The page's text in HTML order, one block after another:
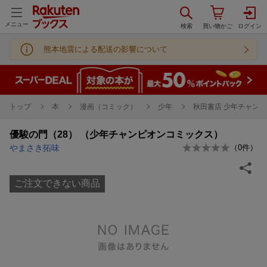
メニュー
熊本地震による配送の影響について
トップ 本 漫画（コミック） 少年 秋田書店 少年チャン
優駿の門（28） （少年チャンピオンコミックス）
やまさき拓味 （0件）
ご注文できない商品